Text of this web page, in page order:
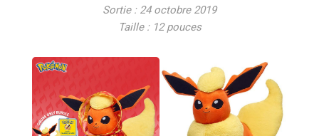
Sortie : 24 octobre 2019
Taille : 12 pouces